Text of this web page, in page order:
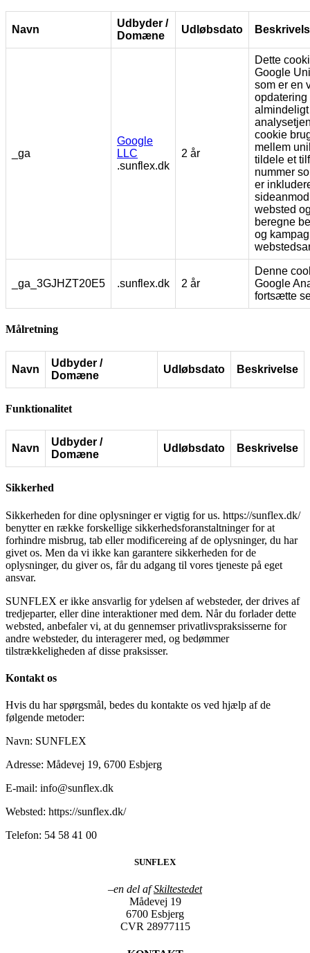
Navn
Udbyder /
Domæne
Udløbsdato
_ga
Google
LLC
.sunflex.dk
2 år
Dette
Google
som er en
opdatering
cookie
mellem
tildele et
nummer
er
websted
beregne
og
_ga_3GJHZT20E5 .sunflex.dk 2 år
Denne
Google
fortsætte
Målretning
Navn
Udbyder /
Domæne
Udløbsdato Beskrivelse
Funktionalitet
Navn
Udbyder /
Domæne
Udløbsdato Beskrivelse
Sikkerhed
Sikkerheden for dine oplysninger er vigtig for us. https://sunflex.dk/
benytter en række forskellige sikkerhedsforanstaltninger for at
forhindre misbrug, tab eller modificereing af de oplysninger, du har
givet os. Men da vi ikke kan garantere sikkerheden for de
oplysninger, du giver os, får du adgang til vores tjeneste på eget
ansvar.
SUNFLEX er ikke ansvarlig for ydelsen af websteder, der drives af
tredjeparter, eller dine interaktioner med dem. Når du forlader dette
websted, anbefaler vi, at du gennemser privatlivspraksisserne for
andre websteder, du interagerer med, og bedømmer
tilstrækkeligheden af disse praksisser.
Kontakt os
Hvis du har spørgsmål, bedes du kontakte os ved hjælp af de
følgende metoder:
Navn: SUNFLEX
Adresse: Mådevej 19, 6700 Esbjerg
E-mail: info@sunflex.dk
Websted: https://sunflex.dk/
Telefon: 54 58 41 00
SUNFLEX
–en del afSkiltestedet
Mådevej 19
6700 Esbjerg
CVR 28977115